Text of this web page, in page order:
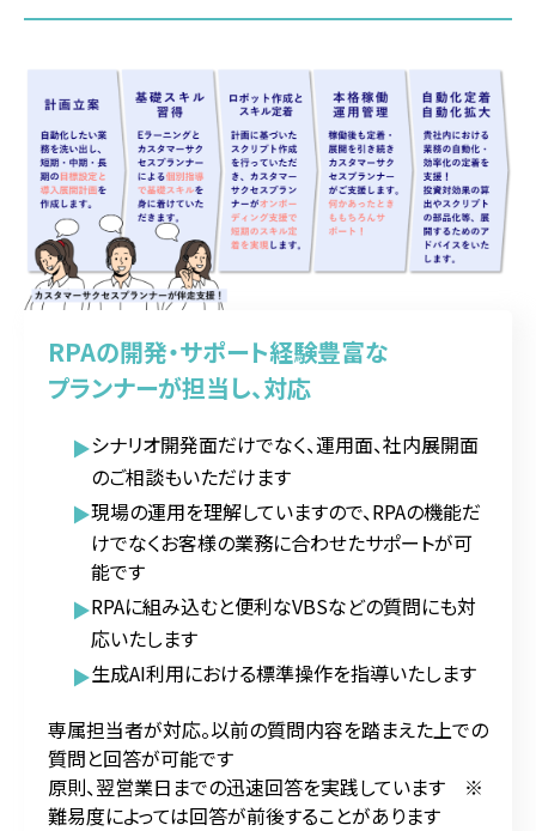
RPAの開発・サポート経験豊富な
プランナーが担当し、対応
シナリオ開発面だけでなく、運用面、社内展開面
のご相談もいただけます
現場の運用を理解していますので、RPAの機能だ
けでなくお客様の業務に合わせたサポートが可
能です
RPAに組み込むと便利なVBSなどの質問にも対
応いたします
生成AI利用における標準操作を指導いたします
専属担当者が対応。以前の質問内容を踏まえた上での
質問と回答が可能です
原則、翌営業日までの迅速回答を実践しています ※
難易度によっては回答が前後することがあります